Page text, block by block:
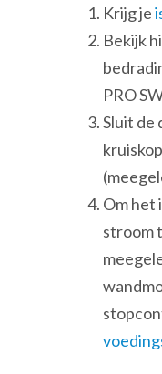
Krijg je
Bekijk
PRO
Sluit de
Om het
stroom